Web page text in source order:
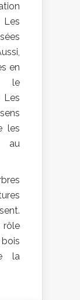
en
le
Les
les
la